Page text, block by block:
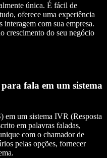
única. É fácil de
oferece uma experiência
interagem com sua empresa.
crescimento do seu negócio
fala em um sistema
em um sistema IVR (Resposta
em palavras faladas,
com o chamador de
pelas opções, fornecer